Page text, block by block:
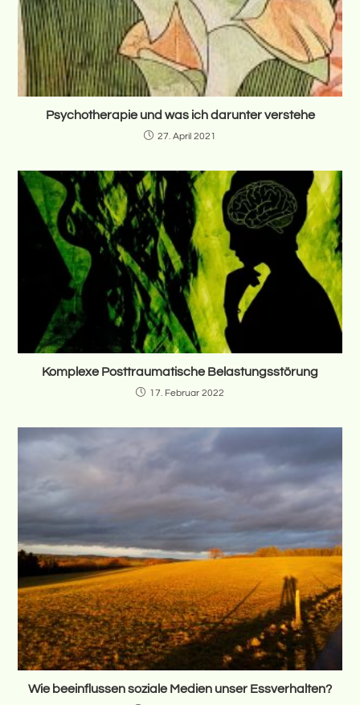
Psychotherapie und was ich darunter verstehe
27. April 2021
Komplexe Posttraumatische Belastungsstörung
17. Februar 2022
Wie beeinflussen soziale Medien unser Essverhalten?